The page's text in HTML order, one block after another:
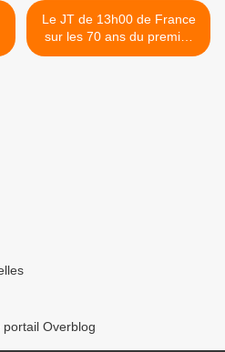
Le JT de 13h00 de France
sur les 70 ans du premier
journal TV 2/5 >
portail Overblog